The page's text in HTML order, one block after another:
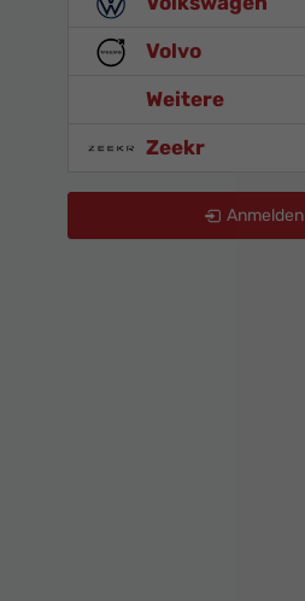
Volvo
Weitere
Zeekr
Anmelden